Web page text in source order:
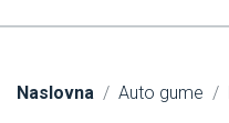
Naslovna Auto gume